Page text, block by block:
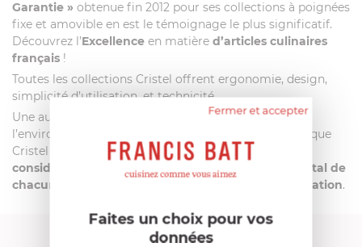
Garantie » obtenue fin 2012 pour ses collections à poignées
fixe et amovible en est le témoignage le plus significatif.
Découvrez l’Excellence en matière d’articles culinaires
français !
Toutes les collections Cristel offrent ergonomie, design,
simplicité d’utilisation, et technicité.
Une autre valeur essentielle de la marque :
l’environnement.
déjà, la marque
Cristel met
un point d’honneur à prendre en
considération et respecter l’impact environnemental de
chacun de ses produits de la conception à la réalisation.
Fermer et accepter
Faites un choix pour vos
données